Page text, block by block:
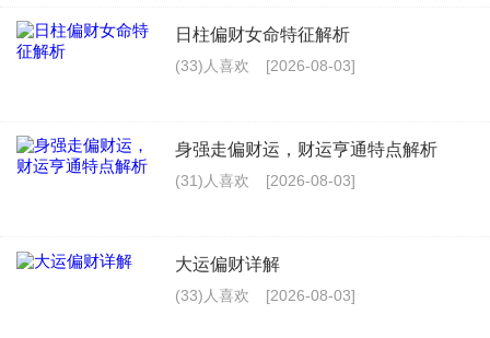
日柱偏财女命特征解析
(33)人喜欢 [2026-08-03]
身强走偏财运，财运亨通特点解析
(31)人喜欢 [2026-08-03]
大运偏财详解
(33)人喜欢 [2026-08-03]